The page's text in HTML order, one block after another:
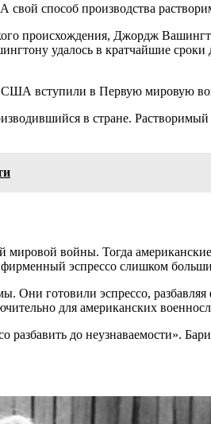
способ производства
происхождения, Джордж
удалось в кратчайшие сроки
вступили в Первую мировую
в стране.
мировой войны. Тогда
эспрессо слишком
Они готовили эспрессо,
для американских
до неузнаваемости».